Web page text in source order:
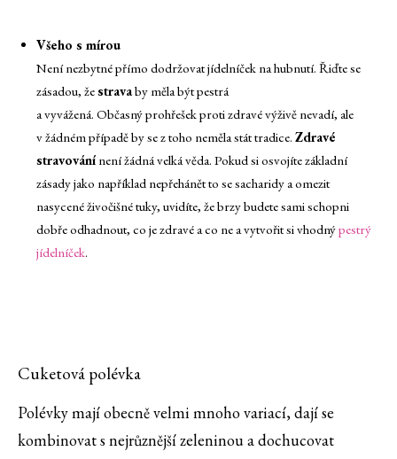
Všeho s mírou
Není nezbytné přímo dodržovat jídelníček na hubnutí. Řiďte se
zásadou, žestravaby měla být pestrá
a vyvážená. Občasný prohřešek proti zdravé výživě nevadí, ale
v žádném případě by se z toho neměla stát tradice. Zdravé
stravování není žádná velká věda. Pokud si osvojíte základní
zásady jako například nepřehánět to se sacharidy a omezit
nasycené živočišné tuky, uvidíte, že brzy budete sami schopni
dobře odhadnout, co je zdravé a co ne a vytvořit si vhodnýpestrý
jídelníček.
Cuketová polévka
Polévky mají obecně velmi mnoho variací, dají se
kombinovat s nejrůznější zeleninou a dochucovat